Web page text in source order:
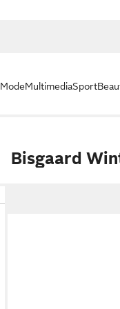
ModeMultimediaSport
Bisgaard